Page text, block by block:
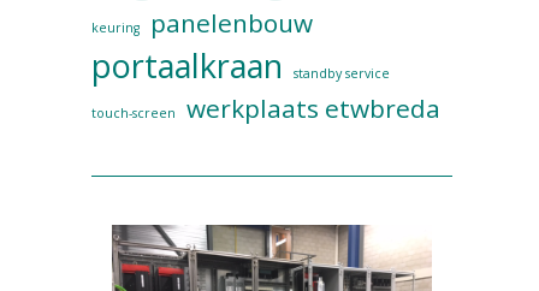
keuring panelenbouw
portaalkraan standby service
touch-screen werkplaats etwbreda